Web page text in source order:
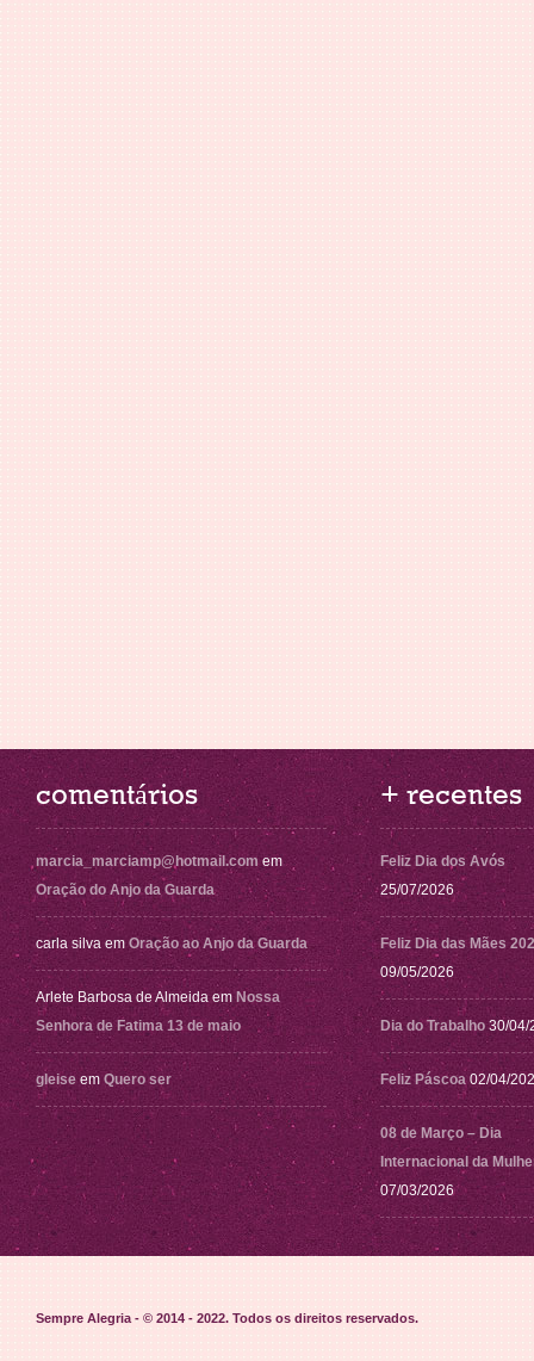
comentários
marcia_marciamp@hotmail.com em
Oração do Anjo da Guarda
carla silva em Oração ao Anjo da Guarda
Arlete Barbosa de Almeida em Nossa
Senhora de Fatima 13 de maio
gleise em Quero ser
+ recentes
Feliz Dia dos Avós
25/07/2026
Feliz Dia das Mães
09/05/2026
Dia do Trabalho 30/04/
Feliz Páscoa 02/04/
08 de Março – Dia
Internacional da
07/03/2026
Sempre Alegria - © 2014 - 2022. Todos os direitos reservados.